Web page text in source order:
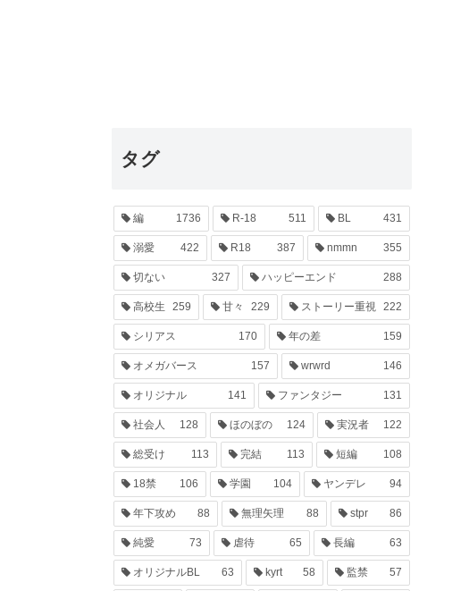
タグ
編 1736 R-18 511 BL 431
溺愛 422 R18 387 nmmn 355
切ない 327 ハッピーエンド 288
高校生 259 甘々 229 ストーリー重視 222
シリアス 170 年の差 159
オメガバース 157 wrwrd 146
オリジナル 141 ファンタジー 131
社会人 128 ほのぼの 124 実況者 122
総受け 113 完結 113 短編 108
18禁 106 学園 104 ヤンデレ 94
年下攻め 88 無理矢理 88 stpr 86
純愛 73 虐待 65 長編 63
オリジナルBL 63 kyrt 58 監禁 57